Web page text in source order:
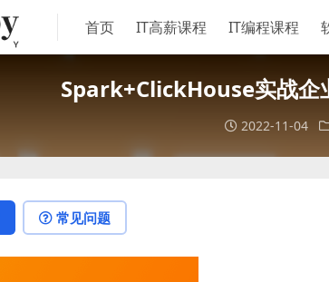
首页 IT高薪课程 IT编程课程
Spark+ClickHouse实战企
2022-11-04
常见问题